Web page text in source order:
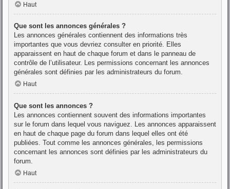
Haut
Que sont les annonces générales ?
Les annonces générales contiennent des informations très
importantes que vous devriez consulter en priorité. Elles
apparaissent en haut de chaque forum et dans le panneau de
contrôle de l’utilisateur. Les permissions concernant les annonces
générales sont définies par les administrateurs du forum.
Haut
Que sont les annonces ?
Les annonces contiennent souvent des informations importantes
sur le forum dans lequel vous naviguez. Les annonces apparaissent
en haut de chaque page du forum dans lequel elles ont été
publiées. Tout comme les annonces générales, les permissions
concernant les annonces sont définies par les administrateurs du
forum.
Haut